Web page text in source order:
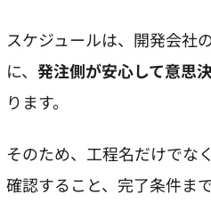
スケジュールは、開発会社
に、 発注側が安心して意思
ります。
そのため、工程名だけでな
確認すること、完了条件ま